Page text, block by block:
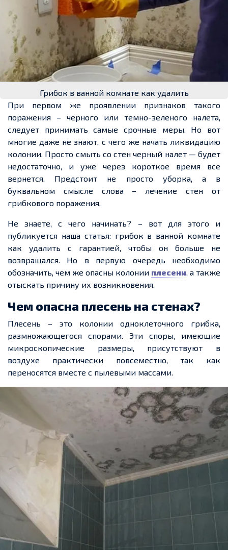
Грибок в ванной комнате как удалить
При первом же проявлении признаков такого
поражения – черного или темно-зеленого налета,
следует принимать самые срочные меры. Но вот
многие даже не знают, с чего же начать ликвидацию
колонии. Просто смыть со стен черный налет — будет
недостаточно, и уже через короткое время все
вернется. Предстоит не просто уборка, а в
буквальном смысле слова – лечение стен от
грибкового поражения.
Не знаете, с чего начинать? – вот для этого и
публикуется наша статья: грибок в ванной комнате
как удалить с гарантией, чтобы он больше не
возвращался. Но в первую очередь необходимо
обозначить, чем же опасны колонии плесени, а также
отыскать причину их возникновения.
Чем опасна плесень на стенах?
Плесень – это колонии одноклеточного грибка,
размножающегося спорами. Эти споры, имеющие
микроскопические размеры, присутствуют в
воздухе практически повсеместно, так как
переносятся вместе с пылевыми массами.